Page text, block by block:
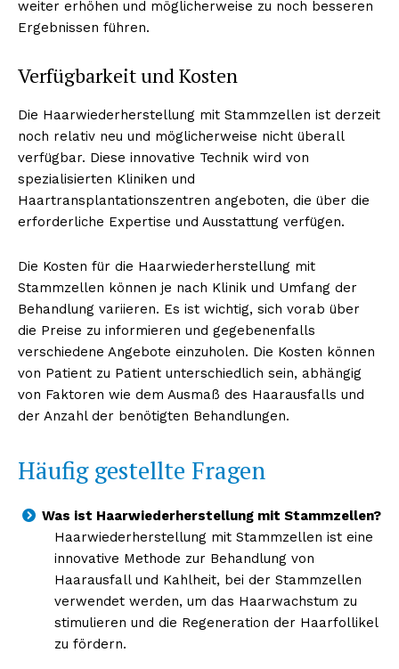
NEWSLETTER ABONNIEREN
Inhalte
weiter erhöhen und möglicherweise zu noch besseren
Ergebnissen führen.
Verfügbarkeit und Kosten
Die Haarwiederherstellung mit Stammzellen ist derzeit
noch relativ neu und möglicherweise nicht überall
verfügbar. Diese innovative Technik wird von
spezialisierten Kliniken und
Haartransplantationszentren angeboten, die über die
erforderliche Expertise und Ausstattung verfügen.
Die Kosten für die Haarwiederherstellung mit
Stammzellen können je nach Klinik und Umfang der
Behandlung variieren. Es ist wichtig, sich vorab über
die Preise zu informieren und gegebenenfalls
verschiedene Angebote einzuholen. Die Kosten können
von Patient zu Patient unterschiedlich sein, abhängig
von Faktoren wie dem Ausmaß des Haarausfalls und
der Anzahl der benötigten Behandlungen.
Häufig gestellte Fragen
Was ist Haarwiederherstellung mit Stammzellen?
Haarwiederherstellung mit Stammzellen ist eine
innovative Methode zur Behandlung von
Haarausfall und Kahlheit, bei der Stammzellen
verwendet werden, um das Haarwachstum zu
stimulieren und die Regeneration der Haarfollikel
zu fördern.